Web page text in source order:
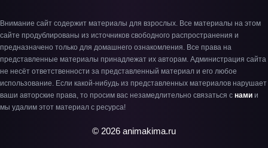
Внимание сайт содержит материалы для взрослых. Все материалы на этом
сайте продублированы из источников свободного распространения и
предназначено только для домашнего ознакомления. Все права на
представленные материалы принадлежат их авторам. Администрация сайта
не несёт ответственности за представленный материал и его любое
использование. Если какой-нибудь из представленных материалов нарушает
ваши авторские права, то просим вас незамедлительно связаться с нами и
мы удалим этот материал с ресурса!
© 2026 animakima.ru